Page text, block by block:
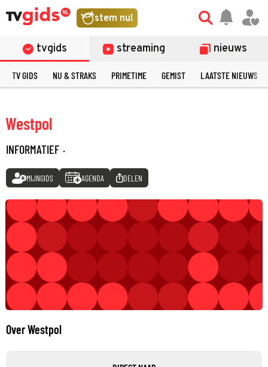
stem nu!
tvgids streaming nieuws
TV GIDS NU & STRAKS PRIMETIME GEMIST LAATSTE NIEUWS
Westpol
INFORMATIEF ·
MIJNGIDS AGENDA DELEN
Over Westpol